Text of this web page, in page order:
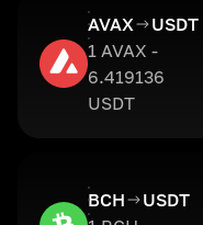
AVAX
USDT
1 AVAX -
6.419136
USDT
BCH
USDT